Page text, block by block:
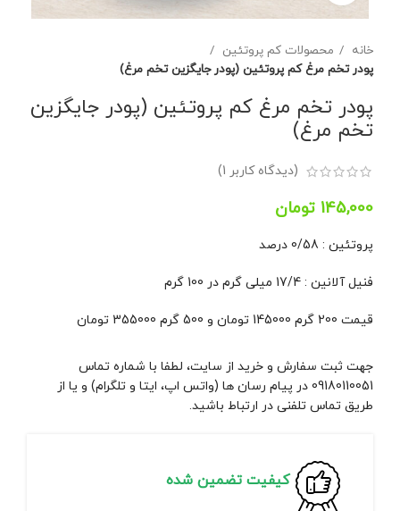
خانه
محصولات کم پروتئین
پودر تخم مرغ کم پروتئین (پودر جایگزین تخم مرغ)
پودر تخم مرغ کم پروتئین (پودر جایگزین
تخم مرغ)
(دیدگاه کاربر 1
)
تومان
پروتئین : 0/58 درصد
فنیل آلانین : 17/4 میلی گرم در 100 گرم
قیمت 200 گرم 145000 تومان و 500 گرم 355000 تومان
جهت ثبت سفارش و خرید از سایت، لطفا با شماره تماس
09180110051 در پیام رسان ها (واتس اپ، ایتا و تلگرام) و یا از
طریق تماس تلفنی در ارتباط باشید.
کیفیت تضمین شده